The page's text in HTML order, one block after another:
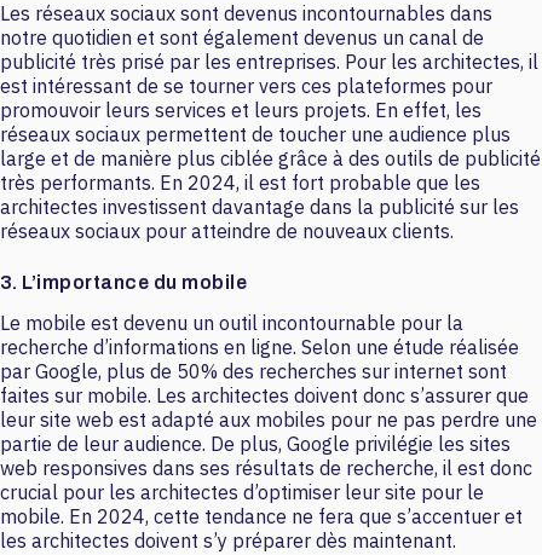
Les réseaux sociaux sont devenus incontournables dans
notre quotidien et sont également devenus un canal de
publicité très prisé par les entreprises. Pour les architectes, il
est intéressant de se tourner vers ces plateformes pour
promouvoir leurs services et leurs projets. En effet, les
réseaux sociaux permettent de toucher une audience plus
large et de manière plus ciblée grâce à des outils de publicité
très performants. En 2024, il est fort probable que les
architectes investissent davantage dans la publicité sur les
réseaux sociaux pour atteindre de nouveaux clients.
3. L’importance du mobile
Le mobile est devenu un outil incontournable pour la
recherche d’informations en ligne. Selon une étude réalisée
par Google, plus de 50% des recherches sur internet sont
faites sur mobile. Les architectes doivent donc s’assurer que
leur site web est adapté aux mobiles pour ne pas perdre une
partie de leur audience. De plus, Google privilégie les sites
web responsives dans ses résultats de recherche, il est donc
crucial pour les architectes d’optimiser leur site pour le
mobile. En 2024, cette tendance ne fera que s’accentuer et
les architectes doivent s’y préparer dès maintenant.